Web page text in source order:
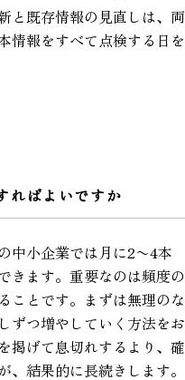
と既存情報の見直しは、両
情報をすべて点検する日を
ればよいですか
中小企業では月に2〜4本
きます。重要なのは頻度の
ことです。まずは無理のな
ずつ増やしていく方法をお
掲げて息切れするより、確
結果的に長続きします。